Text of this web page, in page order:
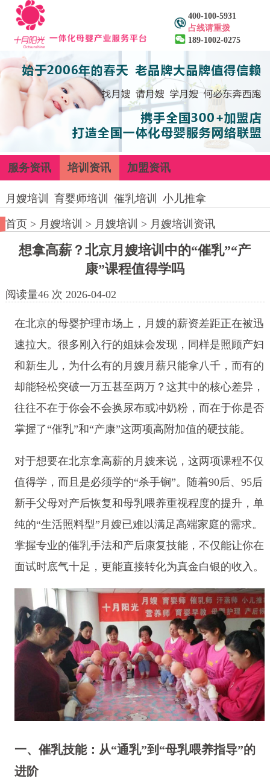
400-100-5931
占线请重拨
189-1002-0275
服务资讯 培训资讯 加盟资讯
月嫂培训 育婴师培训 催乳培训 小儿推拿
首页> 月嫂培训 > 月嫂培训 > 月嫂培训资讯
想拿高薪？北京月嫂培训中的“催乳”“产
康”课程值得学吗
阅读量46 次 2026-04-02
在北京的母婴护理市场上，月嫂的薪资差距正在被迅
速拉大。很多刚入行的姐妹会发现，同样是照顾产妇
和新生儿，为什么有的月嫂月薪只能拿八千，而有的
却能轻松突破一万五甚至两万？这其中的核心差异，
往往不在于你会不会换尿布或冲奶粉，而在于你是否
掌握了“催乳”和“产康”这两项高附加值的硬技能。
对于想要在北京拿高薪的月嫂来说，这两项课程不仅
值得学，而且是必须学的“杀手锏”。随着90后、95后
新手父母对产后恢复和母乳喂养重视程度的提升，单
纯的“生活照料型”月嫂已难以满足高端家庭的需求。
掌握专业的催乳手法和产后康复技能，不仅能让你在
面试时底气十足，更能直接转化为真金白银的收入。
一、催乳技能：从“通乳”到“母乳喂养指导”的
进阶